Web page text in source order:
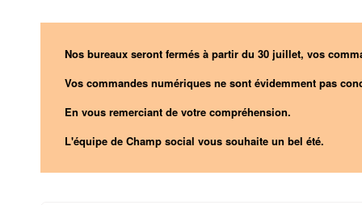
Nos bureaux seront fermés à partir du 30 juillet, vos
Vos commandes numériques ne sont évidemment pas
En vous remerciant de votre compréhension.
L'équipe de Champ social vous souhaite un bel été.